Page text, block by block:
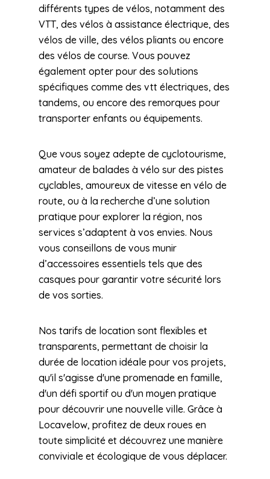
différents types de vélos, notamment des
VTT, des vélos à assistance électrique, des
vélos de ville, des vélos pliants ou encore
des vélos de course. Vous pouvez
également opter pour des solutions
spécifiques comme des vtt électriques, des
tandems, ou encore des remorques pour
transporter enfants ou équipements.
Que vous soyez adepte de cyclotourisme,
amateur de balades à vélo sur des pistes
cyclables, amoureux de vitesse en vélo de
route, ou à la recherche d’une solution
pratique pour explorer la région, nos
services s’adaptent à vos envies. Nous
vous conseillons de vous munir
d’accessoires essentiels tels que des
casques pour garantir votre sécurité lors
de vos sorties.
Nos tarifs de location sont flexibles et
transparents, permettant de choisir la
durée de location idéale pour vos projets,
qu'il s'agisse d'une promenade en famille,
d'un défi sportif ou d'un moyen pratique
pour découvrir une nouvelle ville. Grâce à
Locavelow, profitez de deux roues en
toute simplicité et découvrez une manière
conviviale et écologique de vous déplacer.